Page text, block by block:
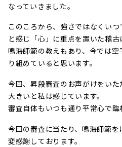
なっていきました。
このころから、強さではなくい
と感じ「心」に重点を置いた稽古
鳴海師範の教えもあり、今では
り組めていると思います。
今回、昇段審査のお声がけをい
大きいと私は感じています。
審査自体もいつも通り平常心で臨
今回の審査に当たり、鳴海師範
変感謝しております。